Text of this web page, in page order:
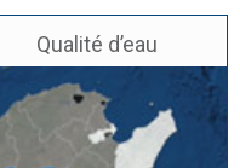
Qualité d’eau